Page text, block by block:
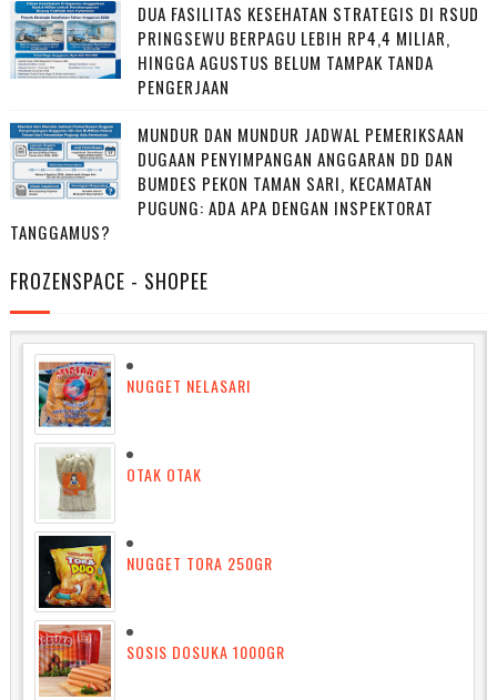
DUA FASILITAS KESEHATAN STRATEGIS DI RSUD
PRINGSEWU BERPAGU LEBIH RP4,4 MILIAR,
HINGGA AGUSTUS BELUM TAMPAK TANDA
PENGERJAAN
MUNDUR DAN MUNDUR JADWAL PEMERIKSAAN
DUGAAN PENYIMPANGAN ANGGARAN DD DAN
BUMDES PEKON TAMAN SARI, KECAMATAN
PUGUNG: ADA APA DENGAN INSPEKTORAT
TANGGAMUS?
FROZENSPACE - SHOPEE
NUGGET NELASARI
OTAK OTAK
NUGGET TORA 250GR
SOSIS DOSUKA 1000GR